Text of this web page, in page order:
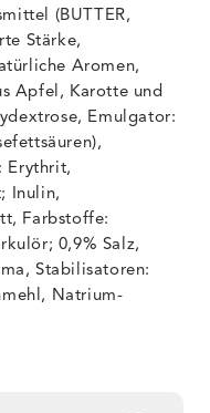
(BUTTER,
Stärke,
Aromen,
Apfel, Karotte und
Emulgator:
Erythrit,
Inulin,
Farbstoffe:
0,9% Salz,
Stabilisatoren:
Natrium-